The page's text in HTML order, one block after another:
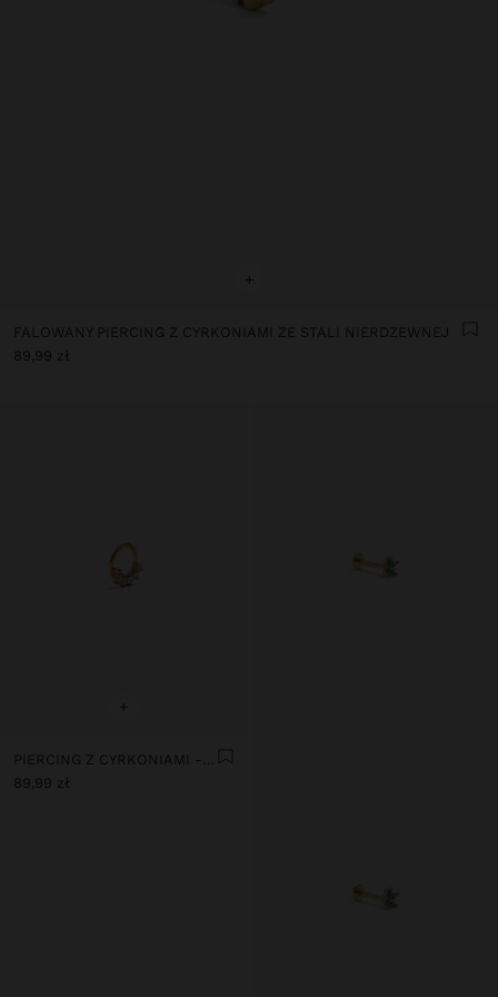
+
FALOWANY PIERCING Z CYRKONIAMI ZE STALI NIERDZEWNEJ
89,99 zł
+
PIERCING Z CYRKONIAMI - STAL NIERDZEWNA
89,99 zł